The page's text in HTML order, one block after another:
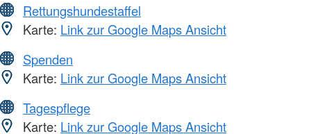
Rettungshundestaffel
Karte: Link zur Google Maps Ansicht
Spenden
Karte: Link zur Google Maps Ansicht
Tagespflege
Karte: Link zur Google Maps Ansicht